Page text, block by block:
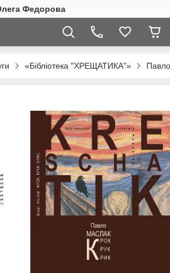
Федорова
«Бібліотека "ХРЕЩАТИКА"»